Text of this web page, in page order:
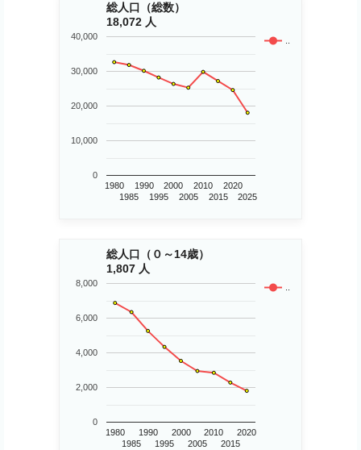
総人口（総数）
18,072 人
..
1980
1985
1990
1995
2000
2005
2010
2015
2020
2025
0
10,000
20,000
30,000
40,000
総人口（０～14歳）
1,807 人
..
1980
1985
1990
1995
2000
2005
2010
2015
2020
0
2,000
4,000
6,000
8,000